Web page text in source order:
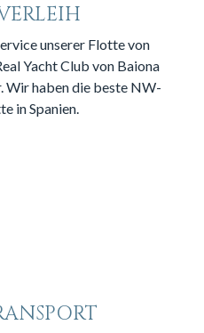
unserer Flotte von
Yacht Club von Baiona
Wir haben die beste NW-
in Spanien.